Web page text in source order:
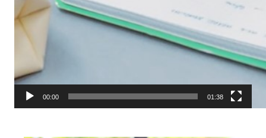
00:00 01:38